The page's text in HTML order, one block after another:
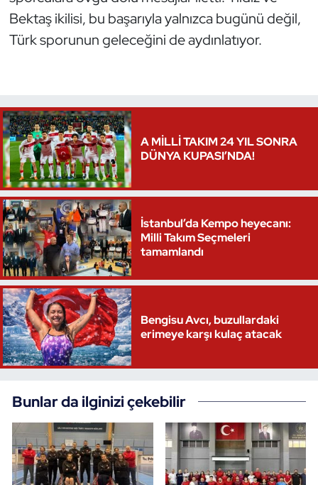
Bektaş ikilisi, bu başarıyla yalnızca bugünü değil,
Türk sporunun geleceğini de aydınlatıyor.
A MİLLİ TAKIM 24 YIL SONRA
DÜNYA KUPASI’NDA!
İstanbul’da Kempo heyecanı:
Milli Takım Seçmeleri
tamamlandı
Bengisu Avcı, buzullardaki
erimeye karşı kulaç atacak
Bunlar da ilginizi çekebilir
Oryantiring
Ragbi
Satranç
Su Topu
Sualtı Sporları
Tekvando
Tenis
Triatlon
Vücut Geliştirme Fitness
Wushu Kungfu